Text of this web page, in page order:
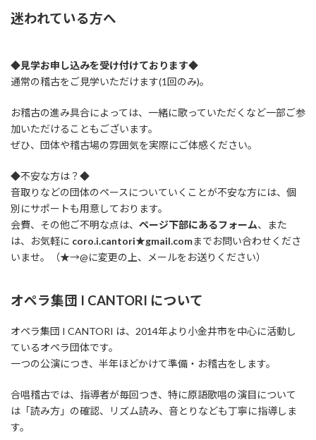
迷われている方へ
◆見学お申し込みを受け付けております◆
通常の稽古をご見学いただけます(1回のみ)。
お稽古の進み具合によっては、一緒に歌っていただくなど一部ご参
加いただけることもございます。
ぜひ、団体や稽古場の雰囲気を実際にご体感ください。
◆不安な方は？◆
音取りなどの団体のペースについていくことが不安な方には、個
別にサポートも用意しております。
会費、その他ご不明な点は、 ページ下部にあるフォーム、また
は、お気軽に coro.i.cantori★gmail.comまでお問い合わせくださ
いませ。（★→@に変更の上、メールをお送りください）
オペラ集団 I CANTORI について
オペラ集団 I CANTORI は、2014年より小金井市を中心に活動し
ているオペラ団体です。
一つの公演につき、半年ほどかけて準備・お稽古をします。
合唱稽古では、指導者が毎回つき、特に原語歌唱の演目について
は「読み方」の確認、リズム読み、音とりなども丁寧に指導しま
す。